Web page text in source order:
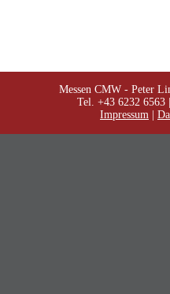
Messen CMW - Peter
Tel. +43 6232 6563
Impressum